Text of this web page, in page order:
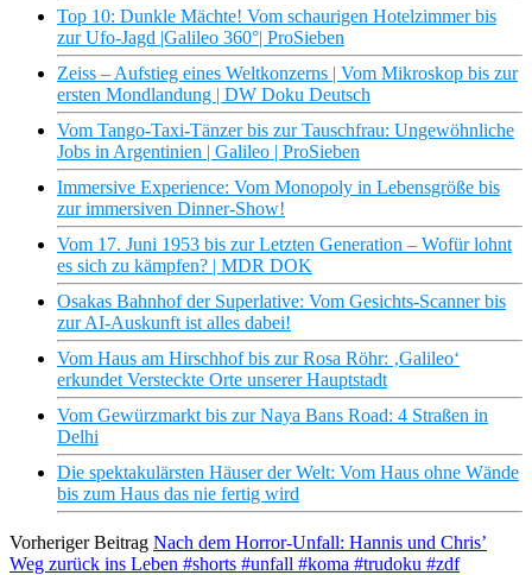
Top 10: Dunkle Mächte! Vom schaurigen Hotelzimmer bis
zur Ufo-Jagd |Galileo 360°| ProSieben
Zeiss – Aufstieg eines Weltkonzerns | Vom Mikroskop bis zur
ersten Mondlandung | DW Doku Deutsch
Vom Tango-Taxi-Tänzer bis zur Tauschfrau: Ungewöhnliche
Jobs in Argentinien | Galileo | ProSieben
Immersive Experience: Vom Monopoly in Lebensgröße bis
zur immersiven Dinner-Show!
Vom 17. Juni 1953 bis zur Letzten Generation – Wofür lohnt
es sich zu kämpfen? | MDR DOK
Osakas Bahnhof der Superlative: Vom Gesichts-Scanner bis
zur AI-Auskunft ist alles dabei!
Vom Haus am Hirschhof bis zur Rosa Röhr: ‚Galileo‘
erkundet Versteckte Orte unserer Hauptstadt
Vom Gewürzmarkt bis zur Naya Bans Road: 4 Straßen in
Delhi
Die spektakulärsten Häuser der Welt: Vom Haus ohne Wände
bis zum Haus das nie fertig wird
Vorheriger Beitrag Nach dem Horror-Unfall: Hannis und Chris’
Weg zurück ins Leben #shorts #unfall #koma #trudoku #zdf